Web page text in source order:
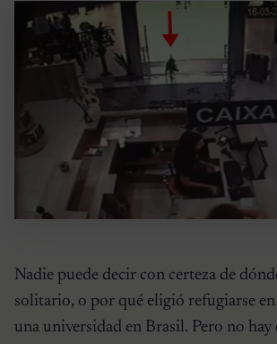
Nadie puede decir con certeza de
solitario, o por qué eligió refugiarse en
una universidad en Brasil. Pero no hay